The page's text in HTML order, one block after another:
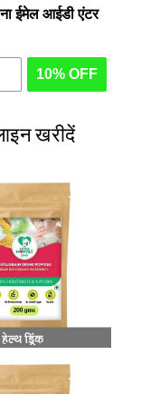
ईमेल आईडी एंटर
10% OFF
खरीदें